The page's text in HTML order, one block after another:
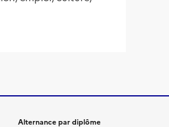
Alternance par diplôme